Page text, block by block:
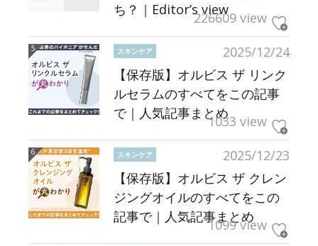
ち？｜Editor’s view226609 view
2025/12/24
スキンケア
【保存版】オルビス ザ リンク
ルセラムのすべてをこの記事
で｜人気記事まとめ1033 view
2025/12/23
スキンケア
【保存版】オルビス ザ クレン
ジングオイルのすべてをこの
記事で｜人気記事まとめ
1099 view